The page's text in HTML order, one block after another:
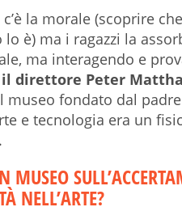
c’è la morale (scoprire
è) ma i ragazzi la
ma interagendo e
il direttore Peter
museo fondato dal
e tecnologia era un
MUSEO
NELL’ARTE?